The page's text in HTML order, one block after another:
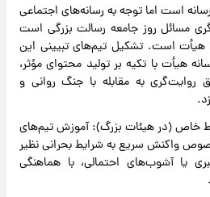
است اما توجه به رسانه‌های اجتماعی
مسائل روز جامعه رسالت بزرگی است
است. تشکیل تیم‌های تبیینی این
هیأت با تکیه بر تولید محتوای مؤثر،
روایت‌گری به مقابله با جنگ روانی و
خاص (در هیئات بزرگ): آموزش تیم‌های
واکنش سریع به شرایط بحرانی نظیر
یا آشوب‌های احتمالی، با هماهنگی